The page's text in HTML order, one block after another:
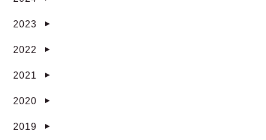
2023 ▼
2022 ▼
2021 ▼
2020 ▼
2019 ▼